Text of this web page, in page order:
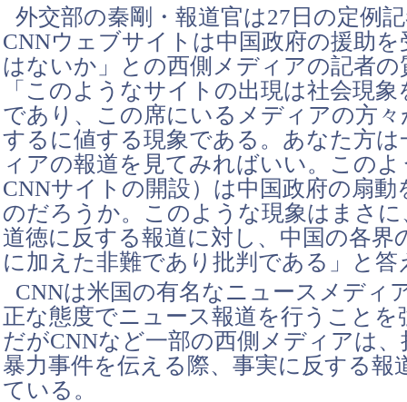
外交部の秦剛・報道官は27日の定例
CNNウェブサイトは中国政府の援助
はないか」との西側メディアの記者の
「このようなサイトの出現は社会現
であり、この席にいるメディアの方
するに値する現象である。あなた方は
ィアの報道を見てみればいい。この
CNNサイトの開設）は中国政府の扇
のだろうか。このような現象はまさに
道徳に反する報道に対し、中国の各界
に加えた非難であり批判である」と答
CNNは米国の有名なニュースメディ
正な態度でニュース報道を行うことを
だがCNNなど一部の西側メディアは
暴力事件を伝える際、事実に反する報
ている。